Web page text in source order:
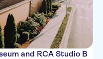
and RCA Studio B